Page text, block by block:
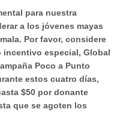
para nuestra
a los jóvenes mayas
Por favor, considere
incentivo especial, Global
Poco a Punto
estos cuatro días,
$50 por donante
que se agoten los